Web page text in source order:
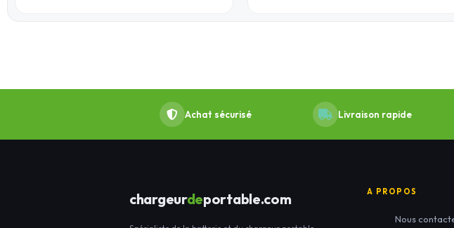
Achat sécurisé Livraison rapide
chargeurdeportable.com A PROPOS
Nous